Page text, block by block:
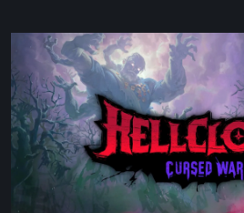
Clock:
Cursed
War
–
recensione: